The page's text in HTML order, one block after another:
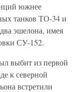
южнее
танков ТО-34 и
эшелона, имея
СУ-152.
выбит из первой
к северной
встретили